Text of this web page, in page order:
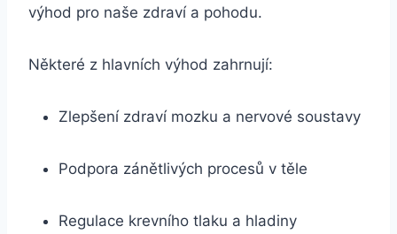
výhod pro naše zdraví a pohodu.
Některé z hlavních výhod zahrnují:
Zlepšení zdraví mozku a nervové soustavy
Podpora zánětlivých procesů v těle
Regulace krevního tlaku a hladiny